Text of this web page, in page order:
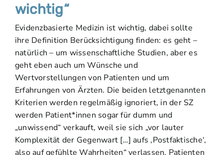
wichtig“
Evidenzbasierte Medizin ist wichtig, dabei sollte
ihre Definition Berücksichtigung finden: es geht –
natürlich – um wissenschaftliche Studien, aber es
geht eben auch um Wünsche und
Wertvorstellungen von Patienten und um
Erfahrungen von Ärzten. Die beiden letztgenannten
Kriterien werden regelmäßig ignoriert, in der SZ
werden Patient*innen sogar für dumm und
„unwissend“ verkauft, weil sie sich „vor lauter
Komplexität der Gegenwart […] aufs ‚Postfaktische‘,
also auf gefühlte Wahrheiten“ verlassen. Patienten